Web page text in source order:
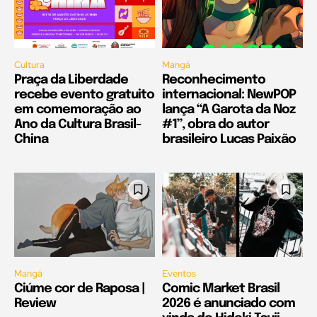
Cultura
Praça da Liberdade
recebe evento gratuito
em comemoração ao
Ano da Cultura Brasil-
China
Mangá
Reconhecimento
internacional: NewPOP
lança “A Garota da Noz
#1”, obra do autor
brasileiro Lucas Paixão
Mangá
Ciúme cor de Raposa |
Review
Eventos
Comic Market Brasil
2026 é anunciado com